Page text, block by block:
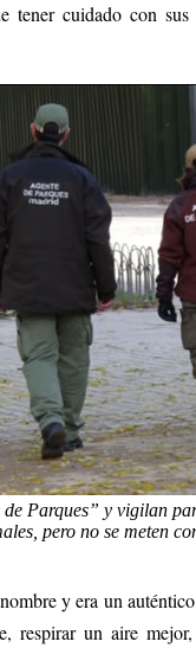
tener cuidado con
Parques” y vigilan
pero no se meten
y era un
respirar un aire